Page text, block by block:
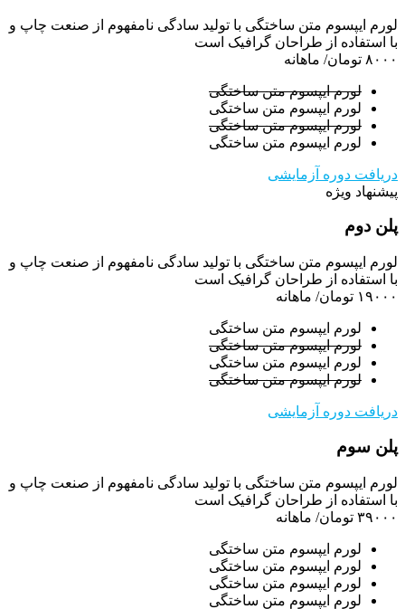
لورم ایپسوم متن ساختگی با تولید سادگی نامفهوم از صنعت چاپ و
با استفاده از طراحان گرافیک است
۸۰۰۰ تومان
/ ماهانه
لورم ایپسوم متن ساختگی
لورم ایپسوم متن ساختگی
لورم ایپسوم متن ساختگی
لورم ایپسوم متن ساختگی
دریافت دوره آزمایشی
پیشنهاد ویژه
پلن دوم
لورم ایپسوم متن ساختگی با تولید سادگی نامفهوم از صنعت چاپ و
با استفاده از طراحان گرافیک است
۱۹۰۰۰ تومان
/ ماهانه
لورم ایپسوم متن ساختگی
لورم ایپسوم متن ساختگی
لورم ایپسوم متن ساختگی
لورم ایپسوم متن ساختگی
دریافت دوره آزمایشی
پلن سوم
لورم ایپسوم متن ساختگی با تولید سادگی نامفهوم از صنعت چاپ و
با استفاده از طراحان گرافیک است
۳۹۰۰۰ تومان
/ ماهانه
لورم ایپسوم متن ساختگی
لورم ایپسوم متن ساختگی
لورم ایپسوم متن ساختگی
لورم ایپسوم متن ساختگی